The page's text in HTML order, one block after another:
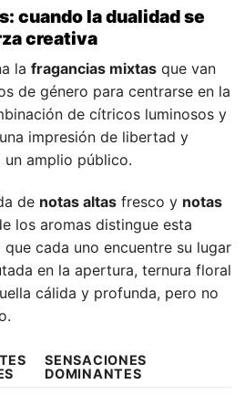
cuando la dualidad se
creativa
la fragancias mixtas que van
de género para centrarse en la
de cítricos luminosos y
impresión de libertad y
un amplio público.
de notas altas fresco y notas
los aromas distingue esta
cada uno encuentre su lugar
en la apertura, ternura floral
cálida y profunda, pero no
SENSACIONES
DOMINANTES